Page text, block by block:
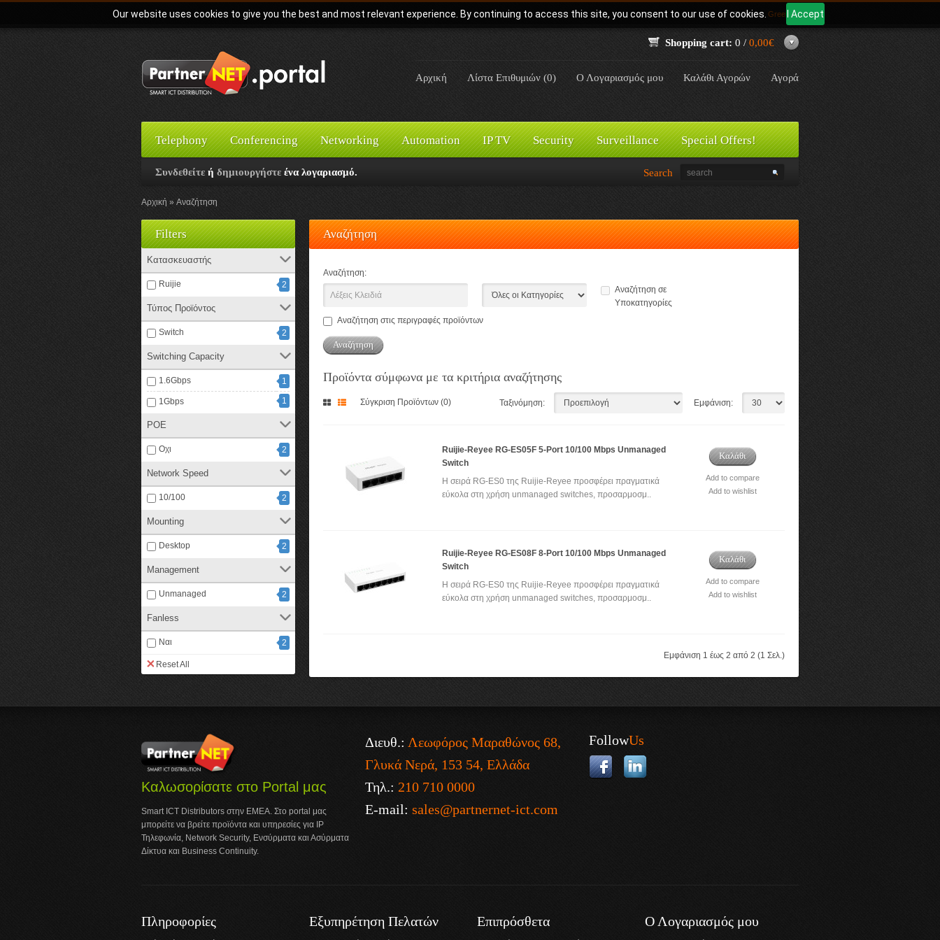
Our website uses cookies to give you the best and most relevant experience. By continuing to access this site, you consent to our use of cookies. I Accept
Γλώσσα: Greek
Shopping cart: 0 / 0,00€
Αρχική Λίστα Επιθυμιών (0) Ο Λογαριασμός μου Καλάθι Αγορών Αγορά
Telephony Conferencing Networking Automation IP TV Security Surveillance Special Offers!
Συνδεθείτε ή δημιουργήστε ένα λογαριασμό. Search
Αρχική Αναζήτηση
Filters
Κατασκευαστής
Ruijie 2
Τύπος Προϊόντος
Switch 2
Switching Capacity
1.6Gbps 1
1Gbps 1
POE
Οχι 2
Network Speed
10/100 2
Mounting
Desktop 2
Management
Unmanaged 2
Fanless
Ναι 2
Reset All
Αναζήτηση
Αναζήτηση:
Αναζήτηση σε
Υποκατηγορίες
Αναζήτηση στις περιγραφές προϊόντων
Προϊόντα σύμφωνα με τα κριτήρια αναζήτησης
Σύγκριση Προϊόντων (0) Ταξινόμηση: Εμφάνιση:
Ruijie-Reyee RG-ES05F 5-Port 10/100 Mbps Unmanaged
Switch
Η σειρά RG-ES0 της Ruijie-Reyee προσφέρει πραγματικά
εύκολα στη χρήση unmanaged switches, προσαρμοσμ..
Καλάθι
Add to compare
Add to wishlist
Ruijie-Reyee RG-ES08F 8-Port 10/100 Mbps Unmanaged
Switch
Η σειρά RG-ES0 της Ruijie-Reyee προσφέρει πραγματικά
εύκολα στη χρήση unmanaged switches, προσαρμοσμ..
Καλάθι
Add to compare
Add to wishlist
Εμφάνιση 1 έως 2 από 2 (1 Σελ.)
Καλωσορίσατε στο Portal μας
Smart ICT Distributors στην ΕΜΕΑ. Στο portal μας
μπορείτε να βρείτε προϊόντα και υπηρεσίες για IP
Τηλεφωνία, Network Security, Ενσύρματα και Ασύρματα
Δίκτυα και Business Continuity.
Διευθ.: Λεωφόρος Μαραθώνος 68,
Γλυκά Νερά, 153 54, Ελλάδα
Τηλ.: 210 710 0000
E-mail: sales@partnernet-ict.com
FollowUs
Πληροφορίες Εξυπηρέτηση Πελατών Επιπρόσθετα Ο Λογαριασμός μου